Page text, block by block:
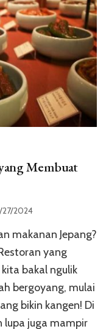
Membuat
2024
makanan Jepang?
yang
bakal ngulik
bergoyang, mulai
bikin kangen! Di
lupa juga mampir